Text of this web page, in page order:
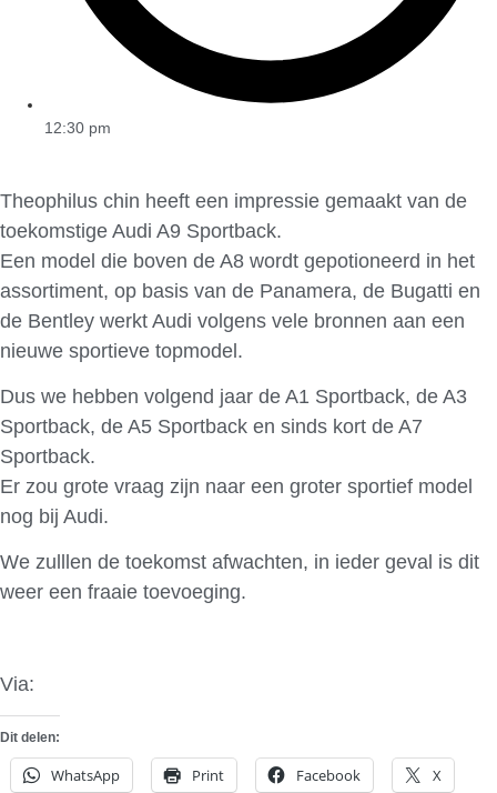
12:30 pm
Theophilus chin heeft een impressie gemaakt van de
toekomstige Audi A9 Sportback.
Een model die boven de A8 wordt gepotioneerd in het
assortiment, op basis van de Panamera, de Bugatti en
de Bentley werkt Audi volgens vele bronnen aan een
nieuwe sportieve topmodel.
Dus we hebben volgend jaar de A1 Sportback, de A3
Sportback, de A5 Sportback en sinds kort de A7
Sportback.
Er zou grote vraag zijn naar een groter sportief model
nog bij Audi.
We zulllen de toekomst afwachten, in ieder geval is dit
weer een fraaie toevoeging.
Via:
Dit delen:
WhatsApp Print Facebook X